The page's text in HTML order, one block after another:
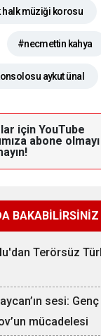
halk müziği korosu
#necmettin kahya
aykut ünal
için YouTube
abone olmayı
BAKABİLİRSİNİZ
Terörsüz
sesi:
mücadelesi